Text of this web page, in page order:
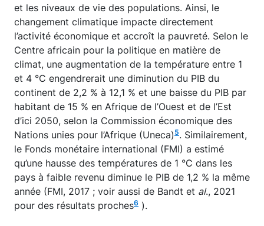
et les niveaux de vie des populations. Ainsi, le
changement climatique impacte directement
l’activité économique et accroît la pauvreté. Selon le
Centre africain pour la politique en matière de
climat, une augmentation de la température entre 1
et 4 °C engendrerait une diminution du PIB du
continent de 2,2 % à 12,1 % et une baisse du PIB par
habitant de 15 % en Afrique de l’Ouest et de l’Est
d’ici 2050, selon la Commission économique des
Nations unies pour l’Afrique (Uneca) 5. Similairement,
le Fonds monétaire international (FMI) a estimé
qu’une hausse des températures de 1 °C dans les
pays à faible revenu diminue le PIB de 1,2 % la même
année (FMI, 2017 ; voir aussi de Bandt et al., 2021
pour des résultats proches6 ).